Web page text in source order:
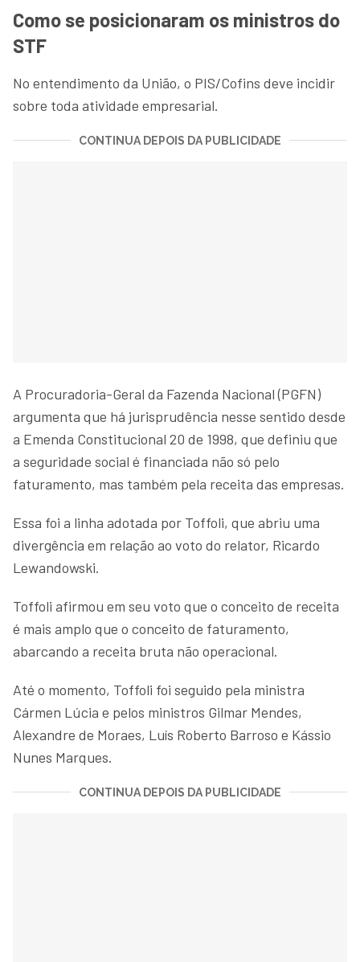
Como se posicionaram os ministros do
STF
No entendimento da União, o PIS/Cofins deve incidir
sobre toda atividade empresarial.
CONTINUA DEPOIS DA PUBLICIDADE
A Procuradoria-Geral da Fazenda Nacional (PGFN)
argumenta que há jurisprudência nesse sentido desde
a Emenda Constitucional 20 de 1998, que definiu que
a seguridade social é financiada não só pelo
faturamento, mas também pela receita das empresas.
Essa foi a linha adotada por Toffoli, que abriu uma
divergência em relação ao voto do relator, Ricardo
Lewandowski.
Toffoli afirmou em seu voto que o conceito de receita
é mais amplo que o conceito de faturamento,
abarcando a receita bruta não operacional.
Até o momento, Toffoli foi seguido pela ministra
Cármen Lúcia e pelos ministros Gilmar Mendes,
Alexandre de Moraes, Luís Roberto Barroso e Kássio
Nunes Marques.
CONTINUA DEPOIS DA PUBLICIDADE